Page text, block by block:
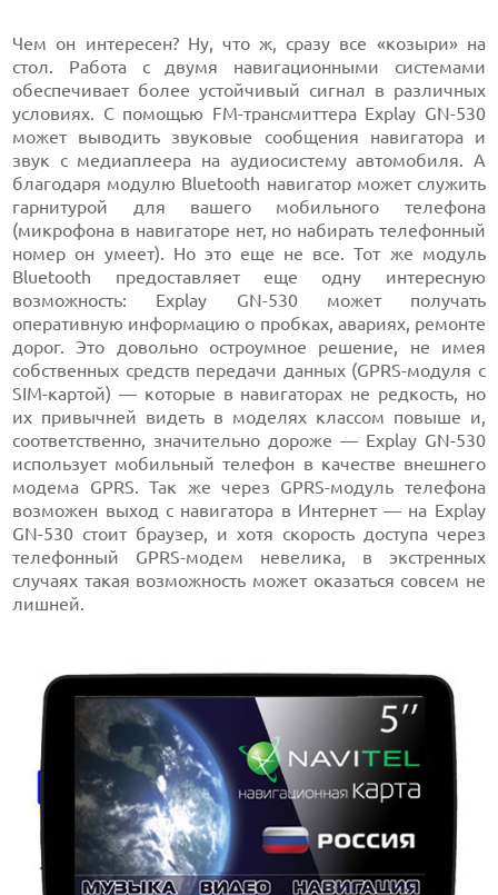
Чем он интересен? Ну, что ж, сразу все «козыри» на
стол. Работа с двумя навигационными системами
обеспечивает более устойчивый сигнал в различных
условиях. С помощью FM-трансмиттера Explay GN-530
может выводить звуковые сообщения навигатора и
звук с медиаплеера на аудиосистему автомобиля. А
благодаря модулю Bluetooth навигатор может служить
гарнитурой для вашего мобильного телефона
(микрофона в навигаторе нет, но набирать телефонный
номер он умеет). Но это еще не все. Тот же модуль
Bluetooth предоставляет еще одну интересную
возможность: Explay GN-530 может получать
оперативную информацию о пробках, авариях, ремонте
дорог. Это довольно остроумное решение, не имея
собственных средств передачи данных (GPRS-модуля с
SIM-картой) — которые в навигаторах не редкость, но
их привычней видеть в моделях классом повыше и,
соответственно, значительно дороже — Explay GN-530
использует мобильный телефон в качестве внешнего
модема GPRS. Так же через GPRS-модуль телефона
возможен выход с навигатора в Интернет — на Explay
GN-530 стоит браузер, и хотя скорость доступа через
телефонный GPRS-модем невелика, в экстренных
случаях такая возможность может оказаться совсем не
лишней.